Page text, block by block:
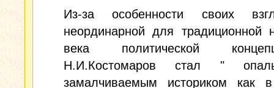
Из-за особенности своих
неординарной для традиционной
века политической
Н.И.Костомаров стал "
замалчиваемым историком как